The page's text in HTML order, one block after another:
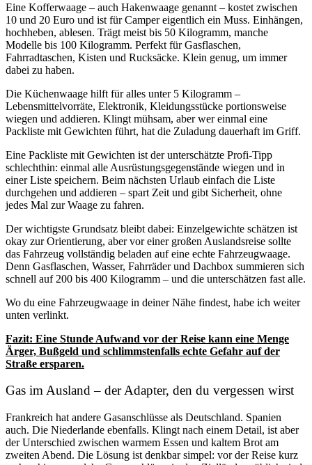
Eine Kofferwaage – auch Hakenwaage genannt – kostet zwischen
10 und 20 Euro und ist für Camper eigentlich ein Muss. Einhängen,
hochheben, ablesen. Trägt meist bis 50 Kilogramm, manche
Modelle bis 100 Kilogramm. Perfekt für Gasflaschen,
Fahrradtaschen, Kisten und Rucksäcke. Klein genug, um immer
dabei zu haben.
Die Küchenwaage hilft für alles unter 5 Kilogramm –
Lebensmittelvorräte, Elektronik, Kleidungsstücke portionsweise
wiegen und addieren. Klingt mühsam, aber wer einmal eine
Packliste mit Gewichten führt, hat die Zuladung dauerhaft im Griff.
Eine Packliste mit Gewichten ist der unterschätzte Profi-Tipp
schlechthin: einmal alle Ausrüstungsgegenstände wiegen und in
einer Liste speichern. Beim nächsten Urlaub einfach die Liste
durchgehen und addieren – spart Zeit und gibt Sicherheit, ohne
jedes Mal zur Waage zu fahren.
Der wichtigste Grundsatz bleibt dabei: Einzelgewichte schätzen ist
okay zur Orientierung, aber vor einer großen Auslandsreise sollte
das Fahrzeug vollständig beladen auf eine echte Fahrzeugwaage.
Denn Gasflaschen, Wasser, Fahrräder und Dachbox summieren sich
schnell auf 200 bis 400 Kilogramm – und die unterschätzen fast alle.
Wo du eine Fahrzeugwaage in deiner Nähe findest, habe ich weiter
unten verlinkt.
Fazit: Eine Stunde Aufwand vor der Reise kann eine Menge
Ärger, Bußgeld und schlimmstenfalls echte Gefahr auf der
Straße ersparen.
Gas im Ausland – der Adapter, den du vergessen wirst
Frankreich hat andere Gasanschlüsse als Deutschland. Spanien
auch. Die Niederlande ebenfalls. Klingt nach einem Detail, ist aber
der Unterschied zwischen warmem Essen und kaltem Brot am
zweiten Abend. Die Lösung ist denkbar simpel: vor der Reise kurz